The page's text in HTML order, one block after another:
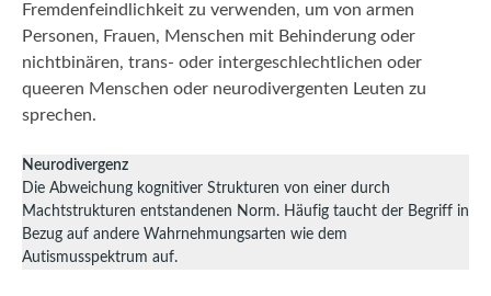
Fremdenfeindlichkeit zu verwenden, um von armen
Personen, Frauen, Menschen mit Behinderung oder
nichtbinären, trans- oder intergeschlechtlichen oder
queeren Menschen oder neurodivergenten Leuten zu
sprechen.
Neurodivergenz
Die Abweichung kognitiver Strukturen von einer durch
Machtstrukturen entstandenen Norm. Häufig taucht der Begriff in
Bezug auf andere Wahrnehmungsarten wie dem
Autismusspektrum auf.